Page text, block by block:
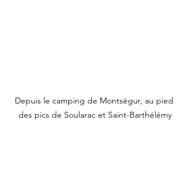
Depuis le camping de Montségur, au pied
des pics de Soularac et Saint-Barthélémy